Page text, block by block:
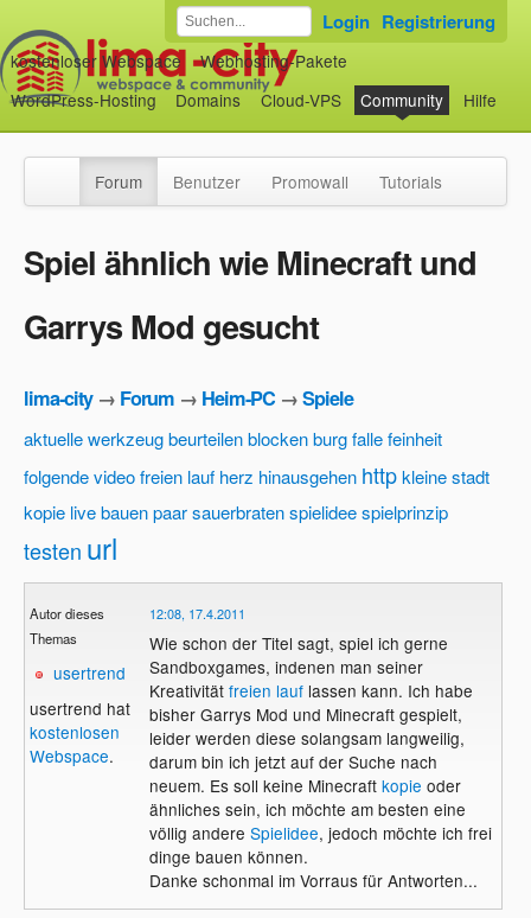
kostenloser Webspace
Webhosting-Pakete
WordPress-Hosting
Domains Cloud-VPS Community Hilfe
Login Registrierung
Forum Benutzer Promowall Tutorials
Spiel ähnlich wie Minecraft und
Garrys Mod gesucht
lima-city→ Forum → Heim-PC →Spiele
aktuelle werkzeugbeurteilenblockenburgfallefeinheit
folgende videofreien lauf herz hinausgehen httpkleine stadt
kopie live bauenpaarsauerbratenspielideespielprinzip
testen url
Autor dieses
Themas
usertrend
usertrend hat
kostenlosen
Webspace.
12:08, 17.4.2011
Wie schon der Titel sagt, spiel ich gerne
Sandboxgames, indenen man seiner
Kreativität freien lauflassen kann. Ich habe
bisher Garrys Mod und Minecraft gespielt,
leider werden diese solangsam langweilig,
darum bin ich jetzt auf der Suche nach
neuem. Es soll keine Minecraft kopie oder
ähnliches sein, ich möchte am besten eine
völlig andere Spielidee, jedoch möchte ich frei
dinge bauen können.
Danke schonmal im Vorraus für Antworten...